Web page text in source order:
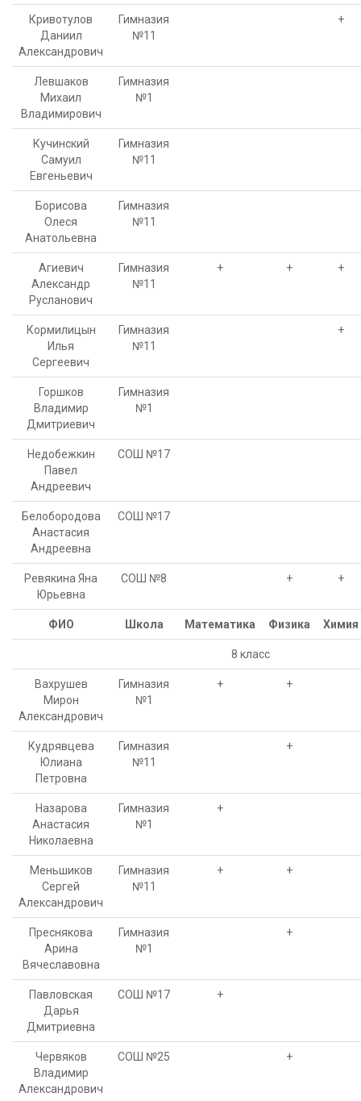
Кривотулов
Даниил
Александрович
Гимназия
№11
+
Левшаков
Михаил
Владимирович
Гимназия
№1
Кучинский
Самуил
Евгеньевич
Гимназия
№11
Борисова
Олеся
Анатольевна
Гимназия
№11
Агиевич
Александр
Русланович
Гимназия
№11
+ + +
Кормилицын
Илья
Сергеевич
Гимназия
№11
+
Горшков
Владимир
Дмитриевич
Гимназия
№1
Недобежкин
Павел
Андреевич
СОШ №17
Белобородова
Анастасия
Андреевна
СОШ №17
Ревякина Яна
Юрьевна
СОШ №8 + +
ФИО Школа Математика Физика Химия
8 класс
Вахрушев
Мирон
Александрович
Гимназия
№1
+ +
Кудрявцева
Юлиана
Петровна
Гимназия
№11
+
Назарова
Анастасия
Николаевна
Гимназия
№1
+
Меньшиков
Сергей
Александрович
Гимназия
№11
+ +
Преснякова
Арина
Вячеславовна
Гимназия
№1
+
Павловская
Дарья
Дмитриевна
СОШ №17 +
Червяков
Владимир
Александрович
СОШ №25 +